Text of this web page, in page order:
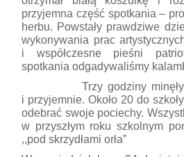
przyjemna część spotkania –
herbu. Powstały prawdziwe
wykonywania prac
i współczesne pieśni
spotkania odgadywaliśmy
Trzy godziny minęły
i przyjemnie. Około 20 do
odebrać swoje pociechy.
w przyszłym roku szkolnym
,,pod skrzydłami orła”